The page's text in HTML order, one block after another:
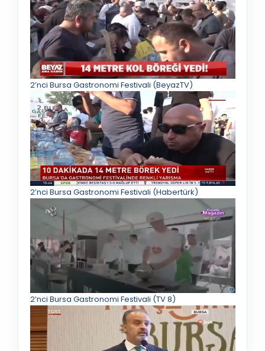
2’nci Bursa Gastronomi Festivali (BeyazTV)
2’nci Bursa Gastronomi Festivali (Habertürk)
2’nci Bursa Gastronomi Festivali (TV 8)